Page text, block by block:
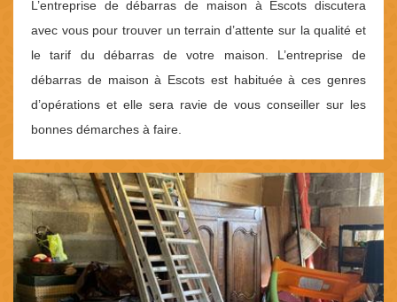
L’entreprise de débarras de maison à Escots discutera
avec vous pour trouver un terrain d’attente sur la qualité et
le tarif du débarras de votre maison. L’entreprise de
débarras de maison à Escots est habituée à ces genres
d’opérations et elle sera ravie de vous conseiller sur les
bonnes démarches à faire.